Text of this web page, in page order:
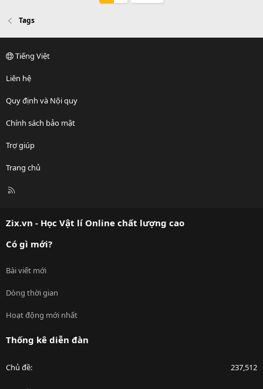
Tags
Tiếng Việt
Liên hệ
Quy định và Nội quy
Chính sách bảo mật
Trợ giúp
Trang chủ
R
Zix.vn - Học Vật lí Online chất lượng cao
Có gì mới?
Bài viết mới
Dòng thời gian
Hoạt động mới nhất
Thống kê diễn đàn
Chủ đề 237,512